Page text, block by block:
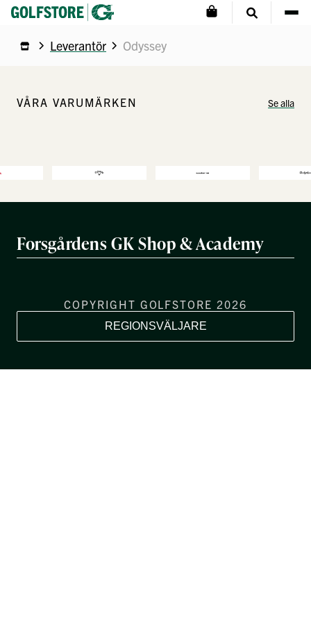
Leverantör Odyssey
VÅRA VARUMÄRKEN Se alla
Forsgårdens GK Shop & Academy
COPYRIGHT GOLFSTORE 2026
REGIONSVÄLJARE